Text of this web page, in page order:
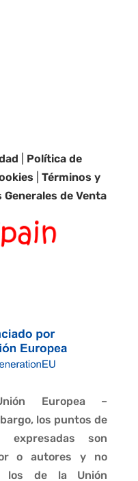
Política de
|Términos y
Generales de Venta
Europea –
los puntos de
son
o autores y no
los de la Unión